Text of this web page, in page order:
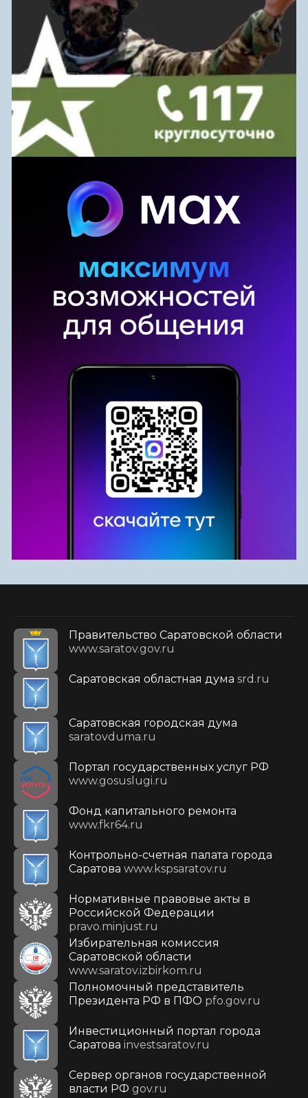
Правительство Саратовской области
www.saratov.gov.ru
Саратовская областная дума srd.ru
Саратовская городская дума
saratovduma.ru
Портал государственных услуг РФ
www.gosuslugi.ru
Фонд капитального ремонта
www.fkr64.ru
Контрольно-счетная палата города
Саратова www.kspsaratov.ru
Нормативные правовые акты в
Российской Федерации
pravo.minjust.ru
Избирательная комиссия
Саратовской области
www.saratov.izbirkom.ru
Полномочный представитель
Президента РФ в ПФО pfo.gov.ru
Инвестиционный портал города
Саратова investsaratov.ru
Сервер органов государственной
власти РФ gov.ru